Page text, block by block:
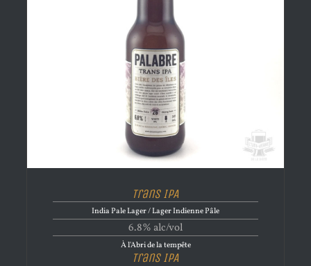
Trans IPA
India Pale Lager / Lager Indienne Pâle
6.8% alc/vol
À l'Abri de la tempête
Trans IPA